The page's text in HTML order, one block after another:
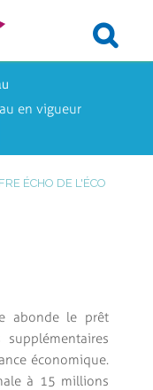
en vigueur
ÉCHO DE L'ÉCO
abonde le prêt
économique.
à 15 millions